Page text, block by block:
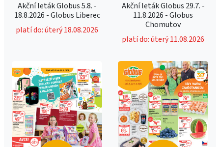
Akční leták Globus 5.8. -
18.8.2026 - Globus Liberec
platí do: úterý 18.08.2026
Akční leták Globus 29.7. -
11.8.2026 - Globus
Chomutov
platí do: úterý 11.08.2026